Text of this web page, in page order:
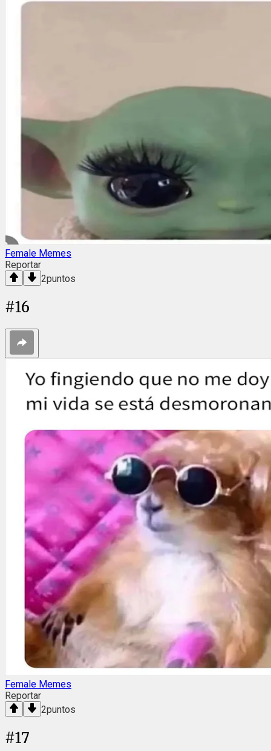
Female Memes
Reportar
2puntos
#16
Female Memes
Reportar
2puntos
#17